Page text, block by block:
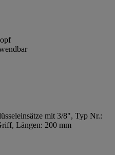
mit 3/8", Typ Nr.:
Längen: 200 mm